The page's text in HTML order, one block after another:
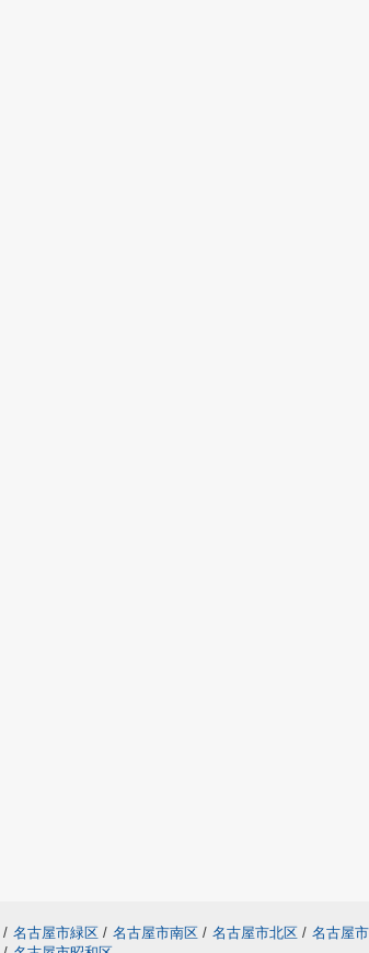
/ 名古屋市緑区 / 名古屋市南区 / 名古屋市北区 / 名古屋